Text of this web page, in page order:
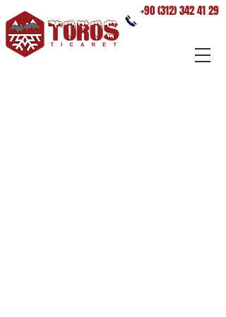
+90 (312) 342 41 29